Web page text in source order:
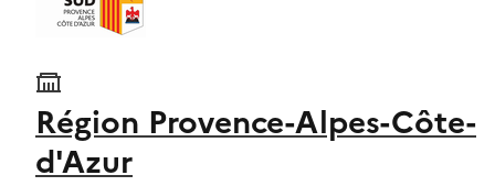
Région Provence-Alpes-Côte-
d'Azur